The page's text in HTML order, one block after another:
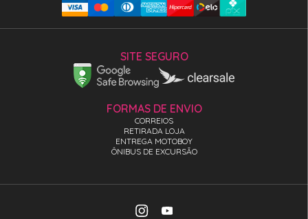
SITE SEGURO
FORMAS DE ENVIO
CORREIOS
RETIRADA LOJA
ENTREGA MOTOBOY
ÔNIBUS DE EXCURSÃO